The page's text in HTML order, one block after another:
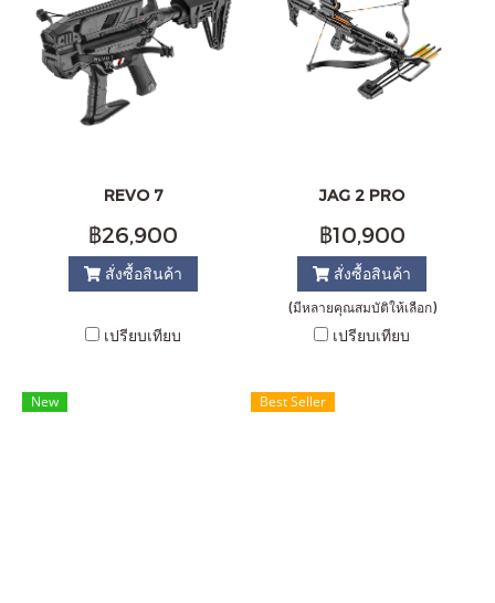
REVO 7
฿26,900
สั่งซื้อสินค้า
เปรียบเทียบ
JAG 2 PRO
฿10,900
สั่งซื้อสินค้า
(มีหลายคุณสมบัติให้เลือก)
เปรียบเทียบ
New Best Seller